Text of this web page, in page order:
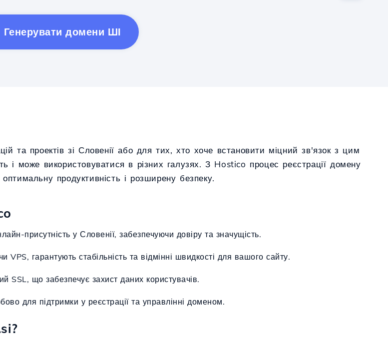
Генерувати домени ШІ
та проектів зі Словенії або для тих, хто хоче встановити міцний зв'язок з цим
і може використовуватися в різних галузях. З Hostico процес реєстрації домену
продуктивність і розширену безпеку.
присутність у Словенії, забезпечуючи довіру та значущість.
гарантують стабільність та відмінні швидкості для вашого сайту.
SSL, що забезпечує захист даних користувачів.
для підтримки у реєстрації та управлінні доменом.